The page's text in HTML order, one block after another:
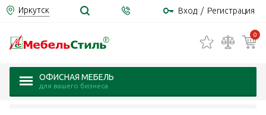
Иркутск Вход / Регистрация
0
ОФИСНАЯ МЕБЕЛЬ
для вашего бизнеса